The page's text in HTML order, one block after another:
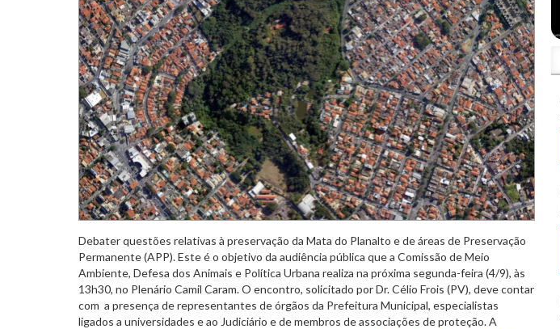
Debater questões relativas à preservação da Mata do Planalto e de áreas de Preservação
Permanente (APP). Este é o objetivo da audiência pública que a Comissão de Meio
Ambiente, Defesa dos Animais e Política Urbana realiza na próxima segunda-feira (4/9), às
13h30, no Plenário Camil Caram. O encontro, solicitado por Dr. Célio Frois (PV), deve contar
com a presença de representantes de órgãos da Prefeitura Municipal, especialistas
ligados a universidades e ao Judiciário e de membros de associações de proteção. A